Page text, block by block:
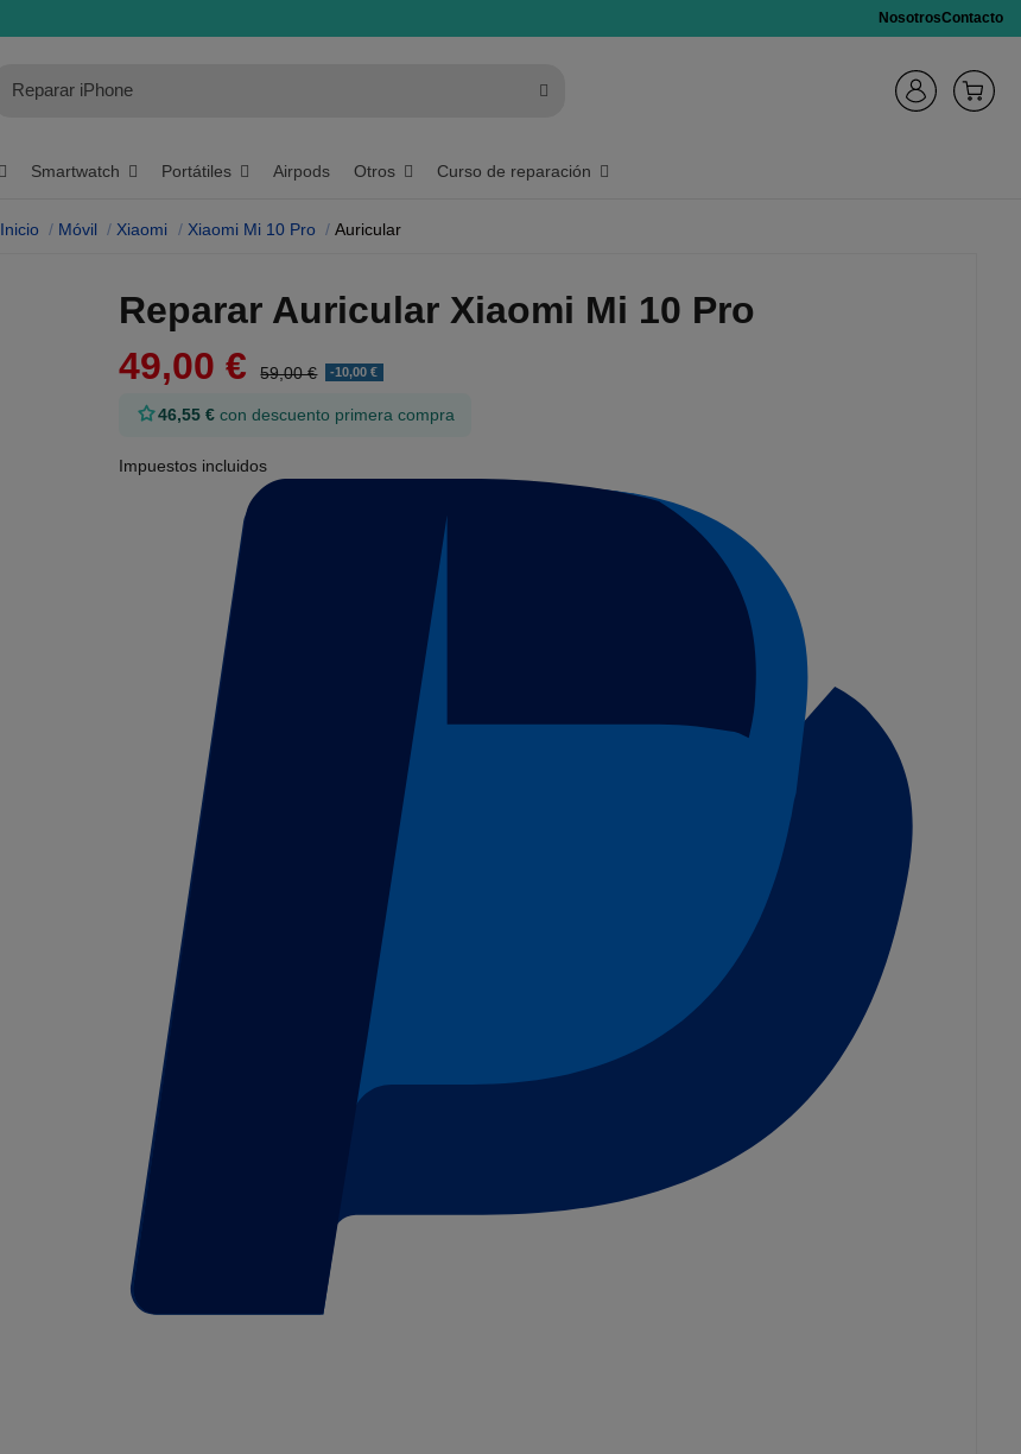
NosotrosContacto
Smartwatch Portátiles Airpods Otros Curso de reparación
Inicio Móvil Xiaomi Xiaomi Mi 10 Pro Auricular
Reparar Auricular Xiaomi Mi 10 Pro
49,00 €
59,00 € -10,00 €
46,55 € con descuento primera compra
Impuestos incluidos